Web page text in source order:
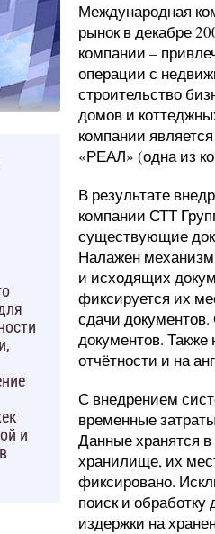
и
Международная
рынок в декабре
компании –
операции с
строительство
домов и
компании
«РЕАЛ» (одна из
В результате
компании СТТ
существующие
Налажен
и исходящих
фиксируется их
сдачи
документов. Также
отчётности и на
С внедрением
временные
Данные хранятся
хранилище, их
фиксировано.
поиск и
издержки на